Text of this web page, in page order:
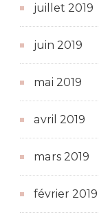
juillet 2019
juin 2019
mai 2019
avril 2019
mars 2019
février 2019